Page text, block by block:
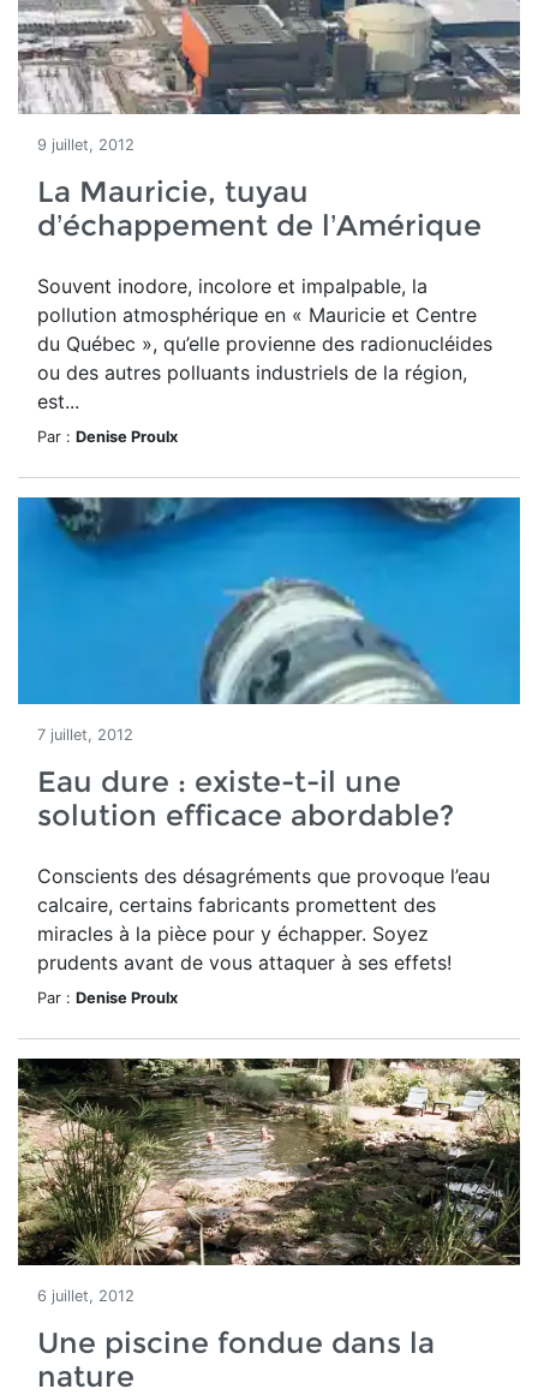
9 juillet, 2012
La Mauricie, tuyau
d’échappement de l’Amérique
Souvent inodore, incolore et impalpable, la
pollution atmosphérique en « Mauricie et Centre
du Québec », qu’elle provienne des radionucléides
ou des autres polluants industriels de la région,
est...
Par : Denise Proulx
7 juillet, 2012
Eau dure : existe-t-il une
solution efficace abordable?
Conscients des désagréments que provoque l’eau
calcaire, certains fabricants promettent des
miracles à la pièce pour y échapper. Soyez
prudents avant de vous attaquer à ses effets!
Par : Denise Proulx
6 juillet, 2012
Une piscine fondue dans la
nature